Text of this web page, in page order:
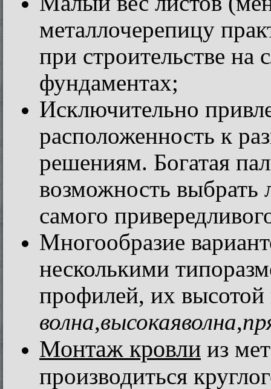
металлочерепицу
при строительстве на
фундаментах;
Исключительно
расположенность к
решениям. Богатая
возможность выбрать
самого
Многообразие
несколькими
профилей, их
волна,высокаяволна,
Монтаж кровли из
производиться